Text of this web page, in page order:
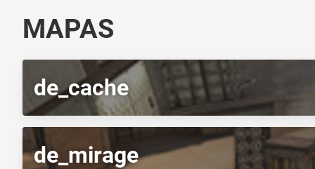
MAPAS
de_cache
de_mirage